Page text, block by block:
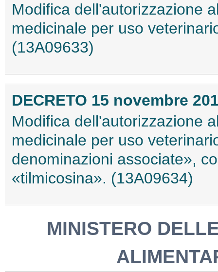
Modifica dell'autorizzazione
medicinale per uso
(13A09633)
DECRETO 15 novembre
Modifica dell'autorizzazione
medicinale per uso
denominazioni associate»,
«tilmicosina». (13A09634)
MINISTERO